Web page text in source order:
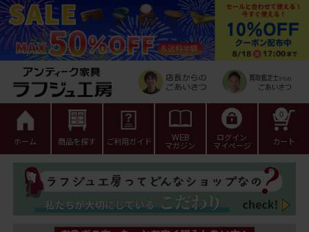
ホーム 商品を探す ご利用ガイド WEB
マガジン
ログイン
マイページ カート
0